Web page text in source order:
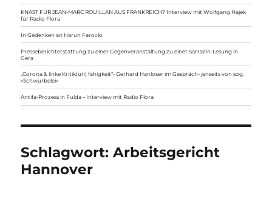
KNAST FÜR JEAN-MARC ROUILLAN AUS FRANKREICH? Interview mit Wolfgang Hajek
für Radio Flora
In Gedenken an Harun Farocki
Presseberichterstattung zu einer Gegenveranstaltung zu einer Sarrazin-Lesung in
Gera
„Corona & linke Kritik(un) fähigkeit“- Gerhard Hanloser im Gespräch- jenseits von sog.
»Schwurbelei«
Antifa-Prozess in Fulda – Interview mit Radio Flora
Schlagwort:Arbeitsgericht
Hannover